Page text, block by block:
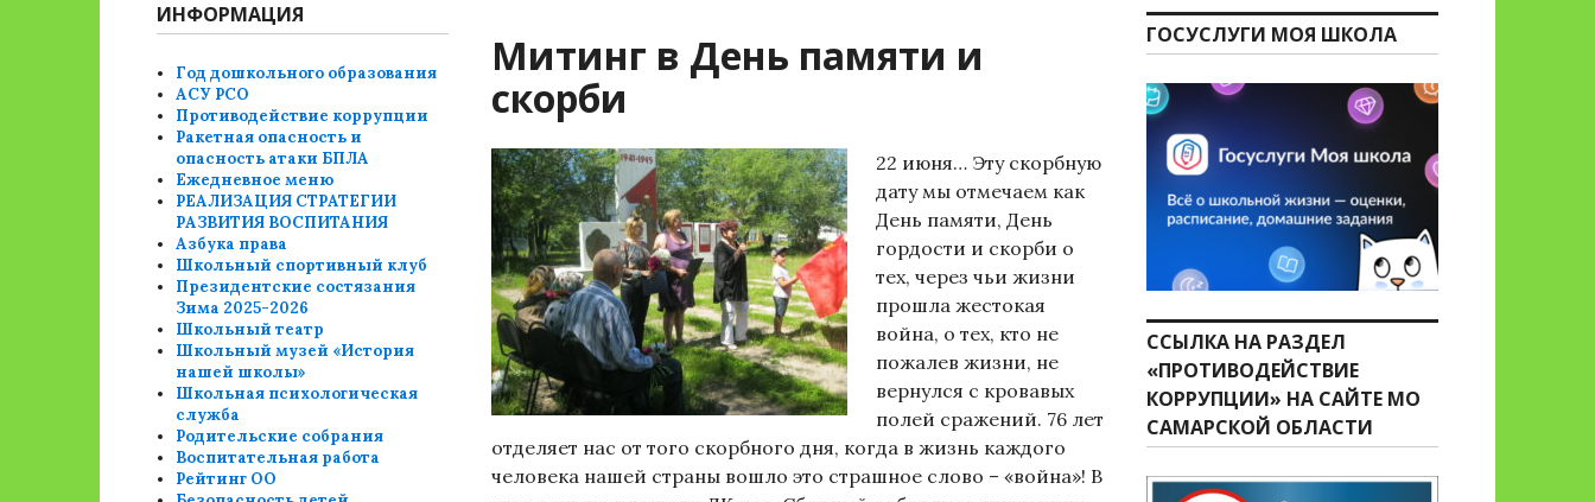
Митинг в День памяти и
скорби
22 июня… Эту скорбную
дату мы отмечаем как
День памяти, День
гордости и скорби о
тех, через чьи жизни
прошла жестокая
война, о тех, кто не
пожалев жизни, не
вернулся с кровавых
полей сражений. 76 лет
отделяет нас от того скорбного дня, когда в жизнь каждого
человека нашей страны вошло это страшное слово – «война»! В
ИНФОРМАЦИЯ
Год дошкольного образования
АСУ РСО
Противодействие коррупции
Ракетная опасность и
опасность атаки БПЛА
Ежедневное меню
РЕАЛИЗАЦИЯ СТРАТЕГИИ
РАЗВИТИЯ ВОСПИТАНИЯ
Азбука права
Школьный спортивный клуб
Президентские состязания
Зима 2025-2026
Школьный театр
Школьный музей «История
нашей школы»
Школьная психологическая
служба
Родительские собрания
Воспитательная работа
Рейтинг ОО
ГОСУСЛУГИ МОЯ ШКОЛА
ССЫЛКА НА РАЗДЕЛ
«ПРОТИВОДЕЙСТВИЕ
КОРРУПЦИИ» НА САЙТЕ МО
САМАРСКОЙ ОБЛАСТИ